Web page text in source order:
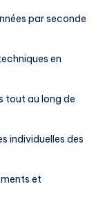
par seconde
en
tout au long de
individuelles des
et